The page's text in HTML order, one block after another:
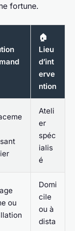
fortune.
🏠
Lieu
d’int
erve
ntion
Ateli
er
spéc
ialis
é
ou
Domi
cile
ou à
dista